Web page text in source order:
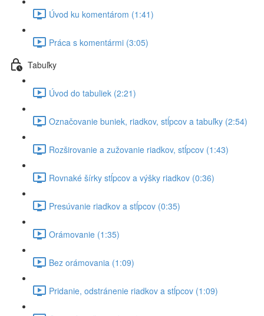
Úvod ku komentárom (1:41)
Práca s komentármi (3:05)
Tabuľky
Úvod do tabuliek (2:21)
Označovanie buniek, riadkov, stĺpcov a tabuľky (2:54)
Rozširovanie a zužovanie riadkov, stĺpcov (1:43)
Rovnaké šírky stĺpcov a výšky riadkov (0:36)
Presúvanie riadkov a stĺpcov (0:35)
Orámovanie (1:35)
Bez orámovania (1:09)
Pridanie, odstránenie riadkov a stĺpcov (1:09)